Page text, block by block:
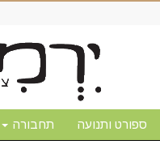
ספורט ותנועה תחבורה